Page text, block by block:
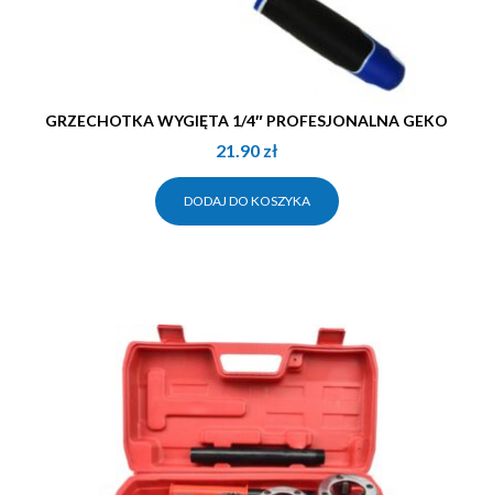
GRZECHOTKA WYGIĘTA 1/4″ PROFESJONALNA GEKO
21.90 zł
DODAJ DO KOSZYKA